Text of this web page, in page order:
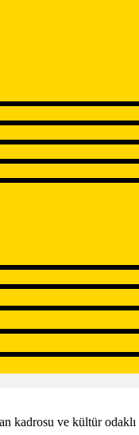
ve kültür odaklı